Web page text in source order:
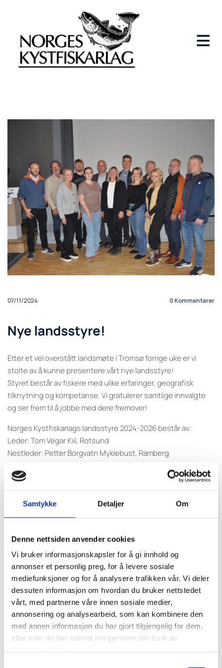
Samtykke Detaljer Om
Denne nettsiden anvender cookies
Vi bruker informasjonskapsler for å gi innhold og
annonser et personlig preg, for å levere sosiale
mediefunksjoner og for å analysere trafikken vår. Vi deler
dessuten informasjon om hvordan du bruker nettstedet
vårt, med partnerne våre innen sosiale medier,
annonsering og analysearbeid, som kan kombinere den
med annen informasjon du har gjort tilgjengelig for dem,
eller som de har samlet inn gjennom din bruk av
07/11/2024 0Kommentarer
Nye landsstyre!
Etter et vel overstått landsmøte i Tromsø forrige uke er vi
stolte av å kunne presentere vårt nye landsstyre!
Styret består av fiskere med ulike erfaringer, geografisk
tilknytning og kompetanse. Vi gratulerer samtlige innvalgte
og ser frem til å jobbe med dere fremover!
Norges Kystfiskarlags landsstyre 2024-2026 består av:
Leder: Tom Vegar Kiil, Rotsund
Nestleder: Petter Borgvatn Myklebust, Ramberg
Styremedlem: Stian Tobiassen, Narvik
Styremedlem: Even Hauge, Skodje
Styremedlem: Linn Mørch Lyder, Dyfjord
Styremedlem: Inger Merete Rolfsdatter, Gamvik
Styremedlem: Tommy Pettersen, Kvalsund
Varamedlem: Ole Lie, Fredvang
Varamedlem: Janicke Knoph, Rypefjord
Varamedlem: Sigve Larsen, Rypefjord
Varamedlem: Arne Pedersen, Vestre-Jakobselv
Varamedlem: Daniel Nikolaisen, Svolvær
Varamedlem: Aili Johansen, Varangerbotn
Varamedlem: Jon Arild Sande, Bølandet